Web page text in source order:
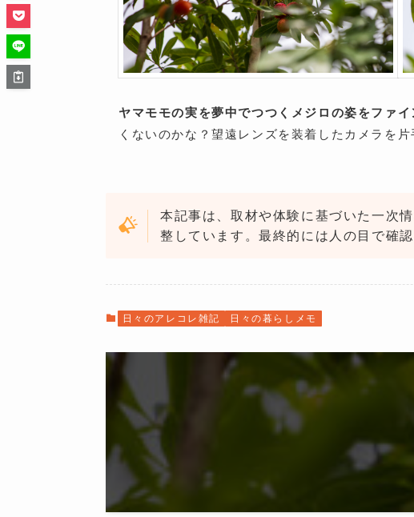
ヤマモモの実を夢中でつつくメジロの姿をファ
くないのかな？望遠レンズを装着したカメラを
本記事は、取材や体験に基づいた一次
整しています。最終的には人の目で確
日々のアレコレ雑記 日々の暮らしメモ